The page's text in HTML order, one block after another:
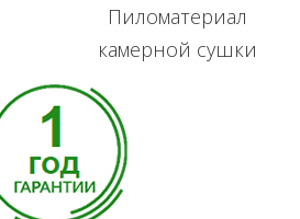
Пиломатериал
камерной сушки